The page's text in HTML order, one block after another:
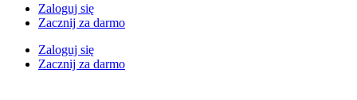
Zaloguj się
Zacznij za darmo
Zaloguj się
Zacznij za darmo